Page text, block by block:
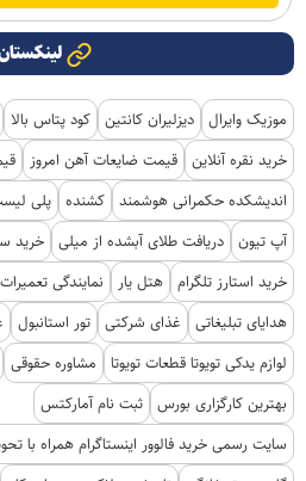
موزیک وایرال دیزلیران کانتین کود پتاس بالا
خرید نقره آنلاین قیمت ضایعات آهن امروز
اندیشکده حکمرانی هوشمند کشنده پلی
آپ تیون دریافت طلای آبشده از میلی خرید
خرید استارز تلگرام هتل یار نمایندگی
هدایای تبلیغاتی
غذای شرکتی تور استانبول
لوازم یدکی تویوتا قطعات تویوتا
مشاوره حقوقی
بهترین کارگزاری بورس ثبت نام آمارکتس
سایت رسمی خرید فالوور اینستاگرام همراه با